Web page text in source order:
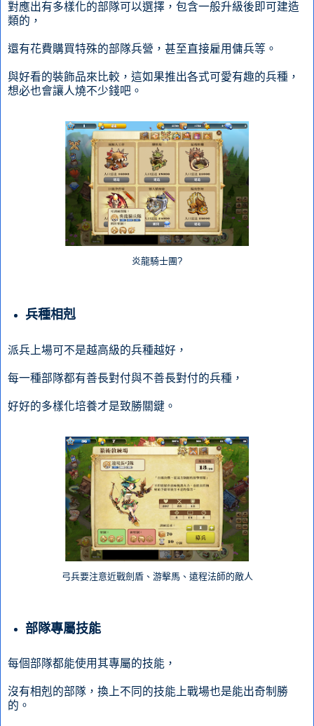
對應出有多樣化的部隊可以選擇，包含一般升級後即可建造
類的，
還有花費購買特殊的部隊兵營，甚至直接雇用傭兵等。
與好看的裝飾品來比較，這如果推出各式可愛有趣的兵種，
想必也會讓人燒不少錢吧。
炎龍騎士團?
兵種相剋
派兵上場可不是越高級的兵種越好，
每一種部隊都有善長對付與不善長對付的兵種，
好好的多樣化培養才是致勝關鍵。
弓兵要注意近戰劍盾、游擊馬、遠程法師的敵人
部隊專屬技能
每個部隊都能使用其專屬的技能，
沒有相剋的部隊，換上不同的技能上戰場也是能出奇制勝
的。